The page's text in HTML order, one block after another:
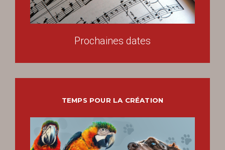
Prochaines dates
TEMPS POUR LA CRÉATION